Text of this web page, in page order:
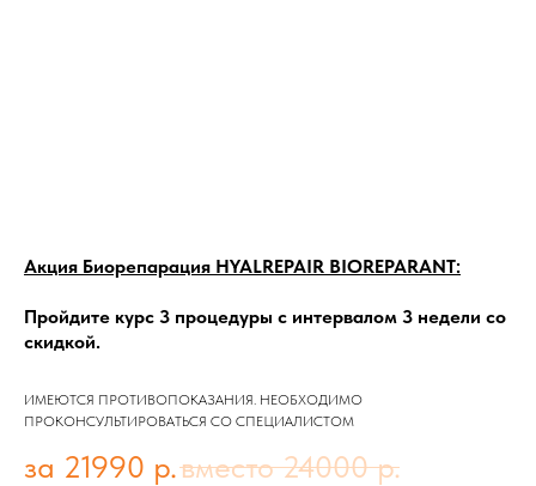
Акция Биорепарация HYALREPAIR BIOREPARANT:
Пройдите курс 3 процедуры с интервалом 3 недели со
скидкой.
ИМЕЮТСЯ ПРОТИВОПОКАЗАНИЯ. НЕОБХОДИМО
ПРОКОНСУЛЬТИРОВАТЬСЯ СО СПЕЦИАЛИСТОМ
за 21990 р.вместо 24000 р.